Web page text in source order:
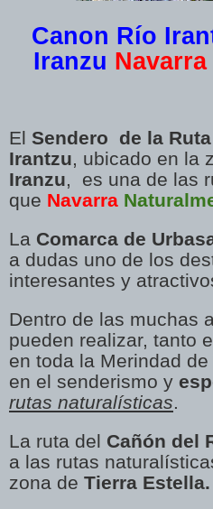
Canon Río
Iranzu Navarra
El Sendero de la
Irantzu, ubicado en la
Iranzu, es una de las
que Navarra
La Comarca de
a dudas uno de los
interesantes y
Dentro de las muchas
pueden realizar, tanto
en toda la Merindad
en el senderismo y
rutas naturalísticas.
La ruta del Cañón del
a las rutas
zona de Tierra Estella.